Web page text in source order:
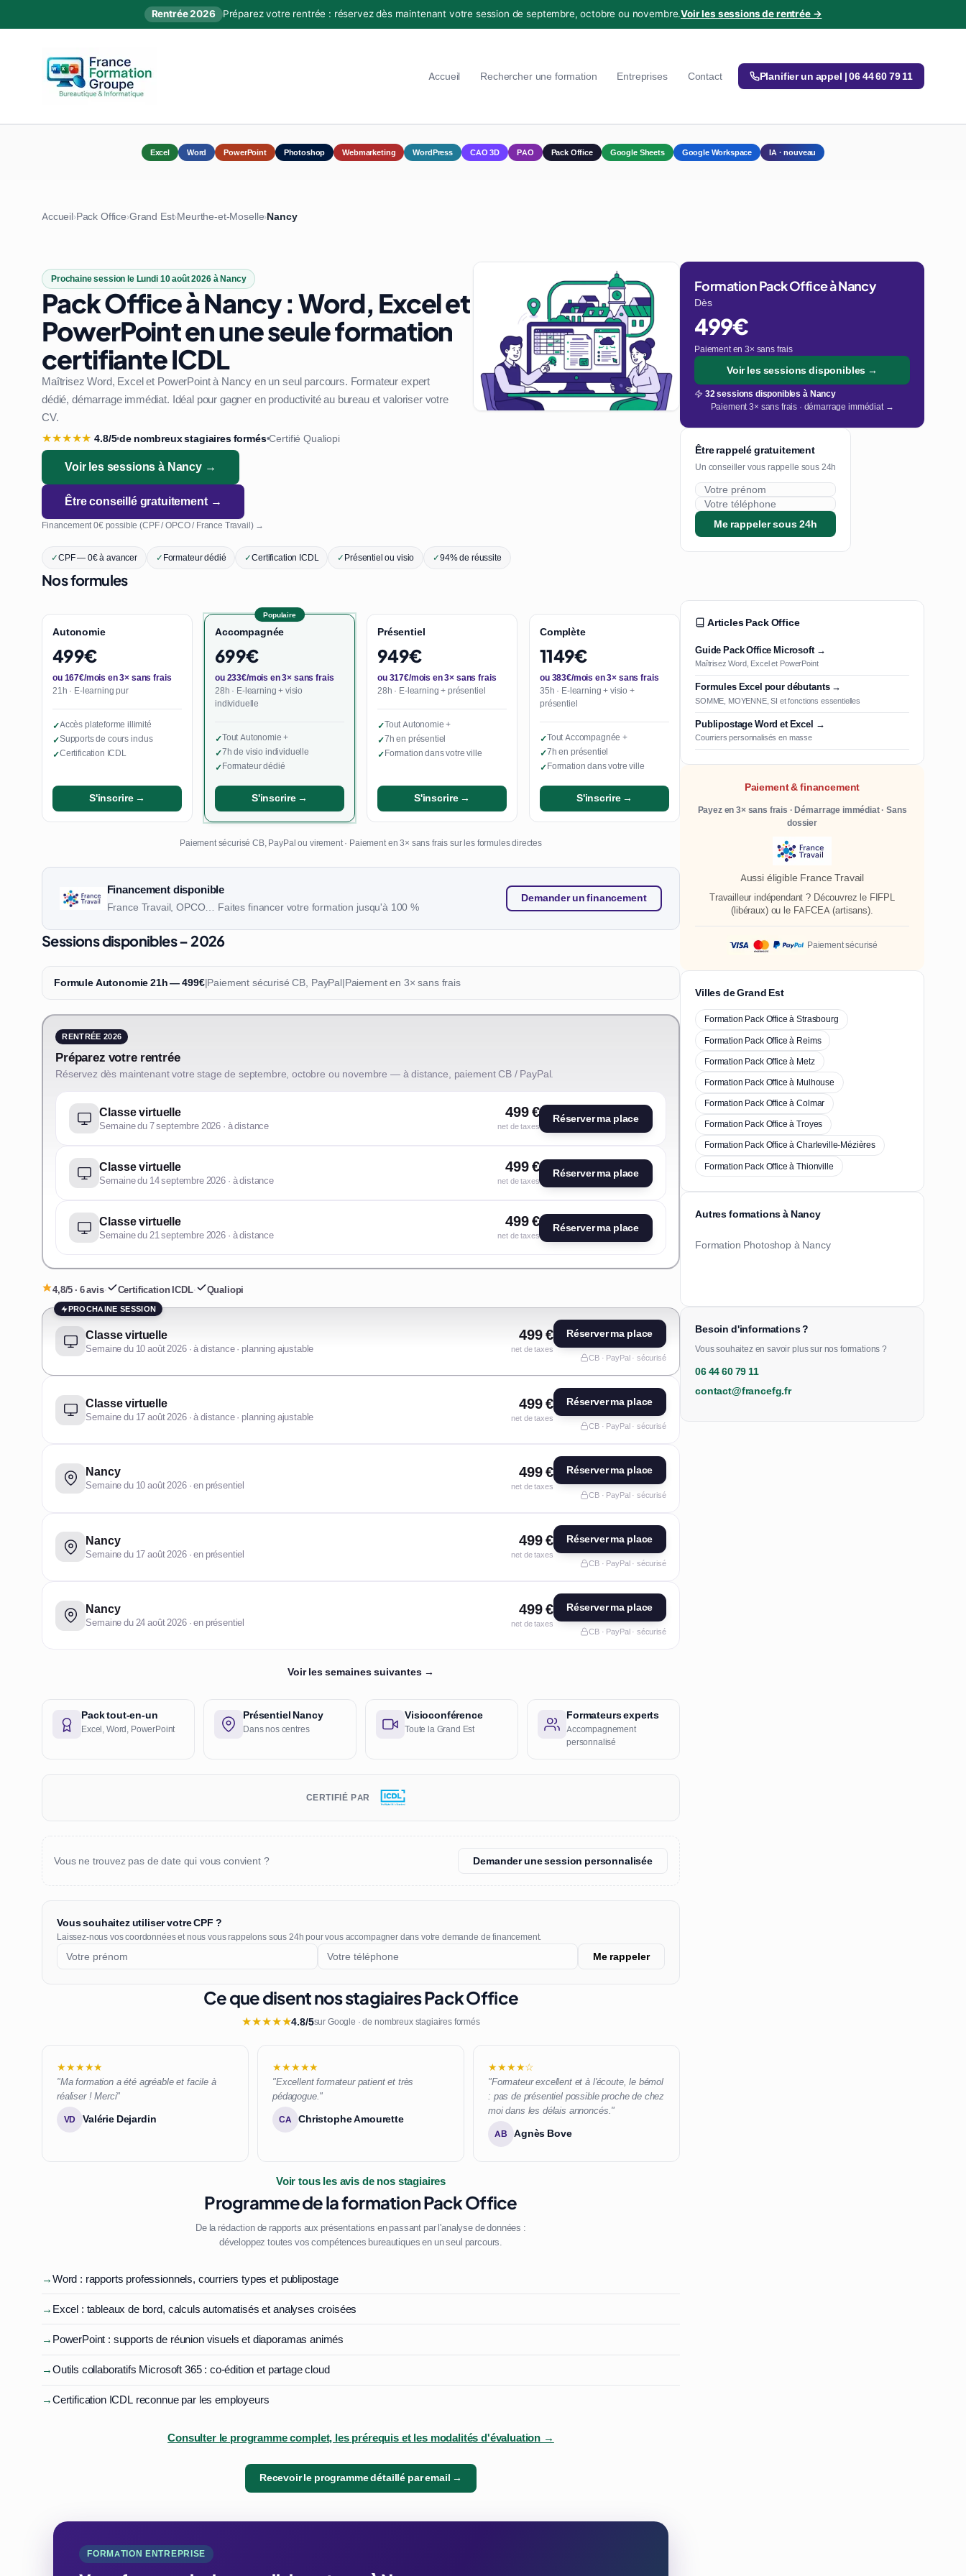
Rentrée 2026 Préparez votre rentrée : réservez dès maintenant votre session de septembre, octobre ou novembre.Voir les sessions de rentrée →
Accueil Rechercher une formation Entreprises Contact Planifier un appel | 06 44 60 79 11
Excel Word PowerPoint Photoshop Webmarketing WordPress CAO 3D PAO Pack Office Google Sheets Google Workspace IA · nouveau
Accueil›Pack Office›Grand Est›Meurthe-et-Moselle›Nancy
Prochaine session le Lundi 10 août 2026 à Nancy
Pack Office à Nancy : Word, Excel et
PowerPoint en une seule formation
certifiante ICDL
Maîtrisez Word, Excel et PowerPoint à Nancy en un seul parcours. Formateur expert
dédié, démarrage immédiat. Idéal pour gagner en productivité au bureau et valoriser votre
CV.
★★★★★ 4.8/5•de nombreux stagiaires formés•Certifié Qualiopi
Voir les sessions à Nancy →
Être conseillé gratuitement →
Financement 0€ possible (CPF / OPCO / France Travail) →
✓CPF — 0€ à avancer ✓Formateur dédié ✓Certification ICDL ✓Présentiel ou visio ✓94% de réussite
Nos formules
Autonomie
499€
ou 167€/mois en 3× sans frais
21h · E-learning pur
✓Accès plateforme illimité
✓Supports de cours inclus
✓Certification ICDL
S'inscrire →
Populaire
Accompagnée
699€
ou 233€/mois en 3× sans frais
28h · E-learning + visio
individuelle
✓Tout Autonomie +
✓7h de visio individuelle
✓Formateur dédié
S'inscrire →
Présentiel
949€
ou 317€/mois en 3× sans frais
28h · E-learning + présentiel
✓Tout Autonomie +
✓7h en présentiel
✓Formation dans votre ville
S'inscrire →
Complète
1149€
ou 383€/mois en 3× sans frais
35h · E-learning + visio +
présentiel
✓Tout Accompagnée +
✓7h en présentiel
✓Formation dans votre ville
S'inscrire →
Paiement sécurisé CB, PayPal ou virement · Paiement en 3× sans frais sur les formules directes
Financement disponible
France Travail, OPCO… Faites financer votre formation jusqu'à 100 %
Demander un financement
Sessions disponibles – 2026
Formule Autonomie 21h — 499€|Paiement sécurisé CB, PayPal|Paiement en 3× sans frais
RENTRÉE 2026
Préparez votre rentrée
Réservez dès maintenant votre stage de septembre, octobre ou novembre — à distance, paiement CB / PayPal.
Classe virtuelle
Semaine du 7 septembre 2026 · à distance
499 €
net de taxes
Réserver ma place
Classe virtuelle
Semaine du 14 septembre 2026 · à distance
499 €
net de taxes
Réserver ma place
Classe virtuelle
Semaine du 21 septembre 2026 · à distance
499 €
net de taxes
Réserver ma place
4,8/5 · 6 avis· Certification ICDL· Qualiopi
PROCHAINE SESSION
Classe virtuelle
Semaine du 10 août 2026 · à distance · planning ajustable
499 €
net de taxes
Réserver ma place
CB · PayPal · sécurisé
Classe virtuelle
Semaine du 17 août 2026 · à distance · planning ajustable
499 €
net de taxes
Réserver ma place
CB · PayPal · sécurisé
Nancy
Semaine du 10 août 2026 · en présentiel
499 €
net de taxes
Réserver ma place
CB · PayPal · sécurisé
Nancy
Semaine du 17 août 2026 · en présentiel
499 €
net de taxes
Réserver ma place
CB · PayPal · sécurisé
Nancy
Semaine du 24 août 2026 · en présentiel
499 €
net de taxes
Réserver ma place
CB · PayPal · sécurisé
Voir les semaines suivantes →
Pack tout-en-un
Excel, Word, PowerPoint
Présentiel Nancy
Dans nos centres
Visioconférence
Toute la Grand Est
Formateurs experts
Accompagnement
personnalisé
CERTIFIÉ PAR
Vous ne trouvez pas de date qui vous convient ? Demander une session personnalisée
Vous souhaitez utiliser votre CPF ?
Laissez-nous vos coordonnées et nous vous rappelons sous 24h pour vous accompagner dans votre demande de financement.
Me rappeler
Ce que disent nos stagiaires Pack Office
★★★★★4.8/5sur Google · de nombreux stagiaires formés
★★★★★
"Ma formation a été agréable et facile à
réaliser ! Merci"
VD Valérie Dejardin
★★★★★
"Excellent formateur patient et très
pédagogue."
CA Christophe Amourette
★★★★☆
"Formateur excellent et à l'écoute, le bémol
: pas de présentiel possible proche de chez
moi dans les délais annoncés."
AB Agnès Bove
Voir tous les avis de nos stagiaires
Programme de la formation Pack Office
De la rédaction de rapports aux présentations en passant par l'analyse de données :
développez toutes vos compétences bureautiques en un seul parcours.
→Word : rapports professionnels, courriers types et publipostage
→ Excel : tableaux de bord, calculs automatisés et analyses croisées
→ PowerPoint : supports de réunion visuels et diaporamas animés
→Outils collaboratifs Microsoft 365 : co-édition et partage cloud
→Certification ICDL reconnue par les employeurs
Consulter le programme complet, les prérequis et les modalités d'évaluation →
Recevoir le programme détaillé par email →
FORMATION ENTREPRISE
Formation Pack Office à Nancy
Dès
499€
Paiement en 3× sans frais
Voir les sessions disponibles →
32 sessions disponibles à Nancy
Paiement 3× sans frais · démarrage immédiat →
Être rappelé gratuitement
Un conseiller vous rappelle sous 24h
Me rappeler sous 24h
Articles Pack Office
Guide Pack Office Microsoft →
Maîtrisez Word, Excel et PowerPoint
Formules Excel pour débutants →
SOMME, MOYENNE, SI et fonctions essentielles
Publipostage Word et Excel →
Courriers personnalisés en masse
Paiement & financement
Payez en 3× sans frais · Démarrage immédiat · Sans
dossier
Aussi éligible France Travail
Travailleur indépendant ? Découvrez le FIFPL
(libéraux) ou le FAFCEA (artisans).
Paiement sécurisé
Villes de Grand Est
Formation Pack Office à Strasbourg
Formation Pack Office à Reims
Formation Pack Office à Metz
Formation Pack Office à Mulhouse
Formation Pack Office à Colmar
Formation Pack Office à Troyes
Formation Pack Office à Charleville-Mézières
Formation Pack Office à Thionville
Autres formations à Nancy
Formation Photoshop à Nancy
Besoin d'informations ?
Vous souhaitez en savoir plus sur nos formations ?
06 44 60 79 11
contact@francefg.fr